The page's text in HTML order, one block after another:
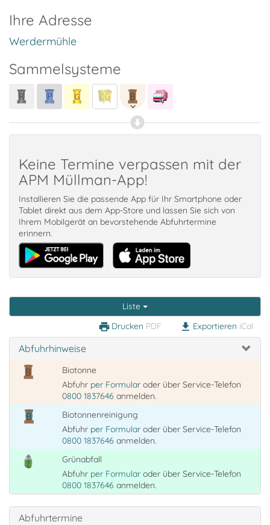
Ihre Adresse
Werdermühle
Sammelsysteme
Keine Termine verpassen mit der
APM Müllman-App!
Installieren Sie die passende App für Ihr Smartphone oder
Tablet direkt aus dem App-Store und lassen Sie sich von
Ihrem Mobilgerät an bevorstehende Abfuhrtermine
erinnern.
Liste
print Drucken PDF download Exportieren iCal
Abfuhrhinweise
Biotonne
Abfuhr per Formular oder über Service-Telefon
0800 1837646 anmelden.
Biotonnenreinigung
Abfuhr per Formular oder über Service-Telefon
0800 1837646 anmelden.
Grünabfall
Abfuhr per Formular oder über Service-Telefon
0800 1837646 anmelden.
Abfuhrtermine